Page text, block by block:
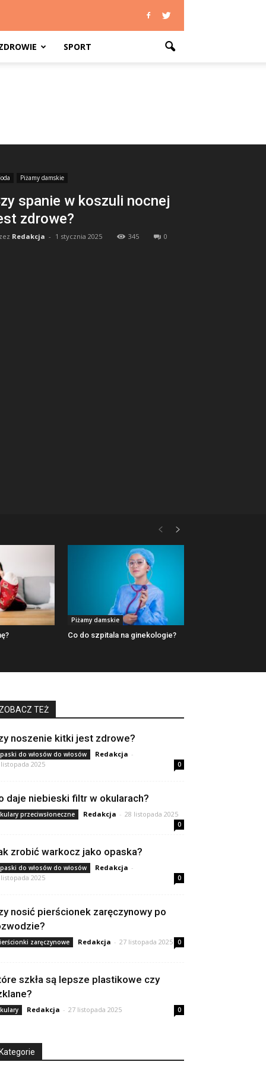
SPORT
Piżamy damskie
spanie w koszuli nocnej
zdrowe?
Redakcja - 1 stycznia 2025 345 0
Piżamy damskie
Co do szpitala na ginekologie?
ZOBACZ TEŻ
noszenie kitki jest zdrowe?
do włosów do włosów Redakcja -
2025
0
daje niebieski filtr w okularach?
przeciwsłoneczne Redakcja - 28 listopada 2025
0
zrobić warkocz jako opaska?
do włosów do włosów Redakcja -
2025
0
nosić pierścionek zaręczynowy po
zaręczynowe Redakcja - 27 listopada 2025 0
szkła są lepsze plastikowe czy
Redakcja - 27 listopada 2025 0
Kategorie